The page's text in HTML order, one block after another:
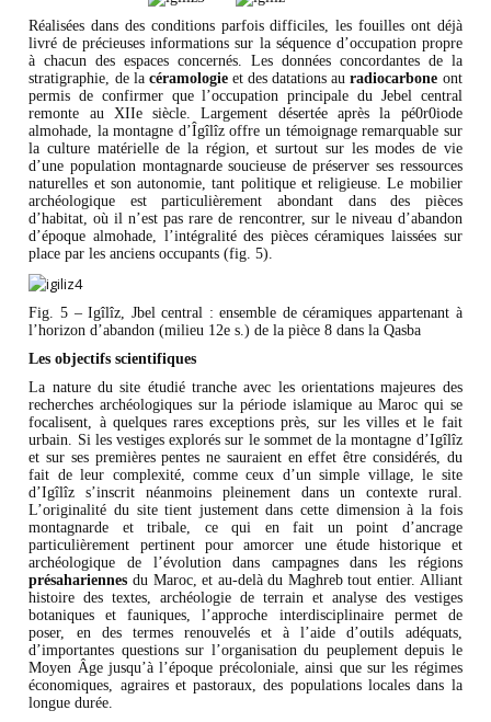
Réalisées dans des conditions parfois difficiles, les fouilles ont déjà
livré de précieuses informations sur la séquence d’occupation propre
à chacun des espaces concernés. Les données concordantes de la
stratigraphie, de la céramologieet des datations auradiocarbone ont
permis de confirmer que l’occupation principale du Jebel central
remonte au XIIe siècle. Largement désertée après la pé0r0iode
almohade, la montagne d’Îgîlîz offre un témoignage remarquable sur
la culture matérielle de la région, et surtout sur les modes de vie
d’une population montagnarde soucieuse de préserver ses ressources
naturelles et son autonomie, tant politique et religieuse. Le mobilier
archéologique est particulièrement abondant dans des pièces
d’habitat, où il n’est pas rare de rencontrer, sur le niveau d’abandon
d’époque almohade, l’intégralité des pièces céramiques laissées sur
place par les anciens occupants (fig. 5).
Fig. 5 – Igîlîz, Jbel central : ensemble de céramiques appartenant à
l’horizon d’abandon (milieu 12e s.) de la pièce 8 dans la Qasba
Les objectifs scientifiques
La nature du site étudié tranche avec les orientations majeures des
recherches archéologiques sur la période islamique au Maroc qui se
focalisent, à quelques rares exceptions près, sur les villes et le fait
urbain. Si les vestiges explorés sur le sommet de la montagne d’Igîlîz
et sur ses premières pentes ne sauraient en effet être considérés, du
fait de leur complexité, comme ceux d’un simple village, le site
d’Igîlîz s’inscrit néanmoins pleinement dans un contexte rural.
L’originalité du site tient justement dans cette dimension à la fois
montagnarde et tribale, ce qui en fait un point d’ancrage
particulièrement pertinent pour amorcer une étude historique et
archéologique de l’évolution dans campagnes dans les régions
présahariennes du Maroc, et au-delà du Maghreb tout entier. Alliant
histoire des textes, archéologie de terrain et analyse des vestiges
botaniques et fauniques, l’approche interdisciplinaire permet de
poser, en des termes renouvelés et à l’aide d’outils adéquats,
d’importantes questions sur l’organisation du peuplement depuis le
Moyen Âge jusqu’à l’époque précoloniale, ainsi que sur les régimes
économiques, agraires et pastoraux, des populations locales dans la
longue durée.